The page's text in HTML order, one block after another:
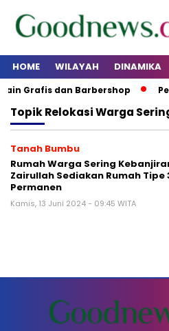
HOME WILAYAH DINAMIKA
Grafis dan Barbershop
TopikRelokasi Warga
Tanah Bumbu
Rumah Warga Sering
Zairullah Sediakan Rumah Tipe
Permanen
Kamis, 13 Juni 2024 - 09:45 WITA